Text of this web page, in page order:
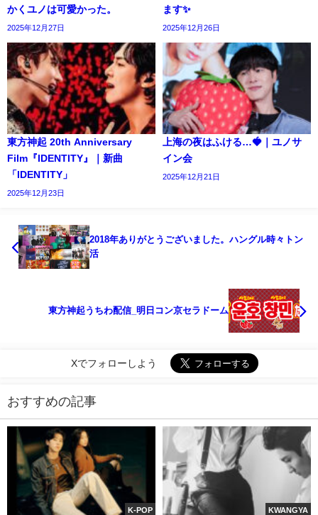
かくユノは可愛かった。
2025年12月27日
ます✨️
2025年12月26日
東方神起 20th Anniversary
Film『IDENTITY』｜新曲
「IDENTITY」
2025年12月23日
上海の夜はふける…🍓｜ユノサ
イン会
2025年12月21日
2018年ありがとうございました。ハングル時々トン
活
東方神起うちわ配信_明日コン京セラドーム
Xでフォローしよう
おすすめの記事
K-POP KWANGYA